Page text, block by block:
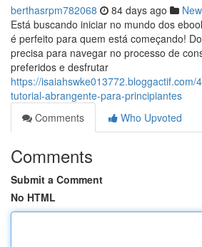
berthasrpm782068 84 days ago
Está buscando iniciar no mundo dos
é perfeito para quem está começando!
precisa para navegar no processo de
preferidos e desfrutar
https://isaiahswke013772.bloggactif.com/
tutorial-abrangente-para-principiantes
Comments
Who Upvoted
Comments
Submit a Comment
No HTML